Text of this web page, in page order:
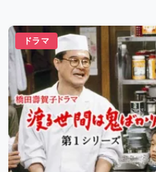
ドラマ